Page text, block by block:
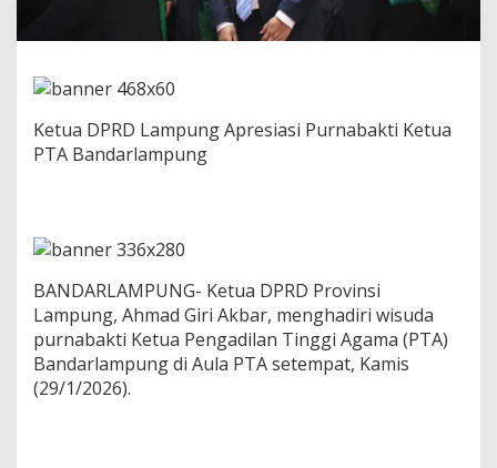
r
K
e
t
u
a
Ketua DPRD Lampung Apresiasi Purnabakti Ketua
PTA Bandarlampung
BANDARLAMPUNG- Ketua DPRD Provinsi
Lampung, Ahmad Giri Akbar, menghadiri wisuda
purnabakti Ketua Pengadilan Tinggi Agama (PTA)
Bandarlampung di Aula PTA setempat, Kamis
(29/1/2026).